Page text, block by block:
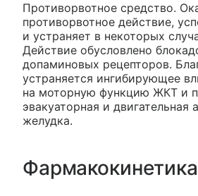
Противорвотное средство.
противорвотное действие,
и устраняет в некоторых
Действие обусловлено
допаминовых рецепторов.
устраняется ингибирующее
на моторную функцию ЖКТ и
эвакуаторная и двигательная
желудка.
Фармакокинетика